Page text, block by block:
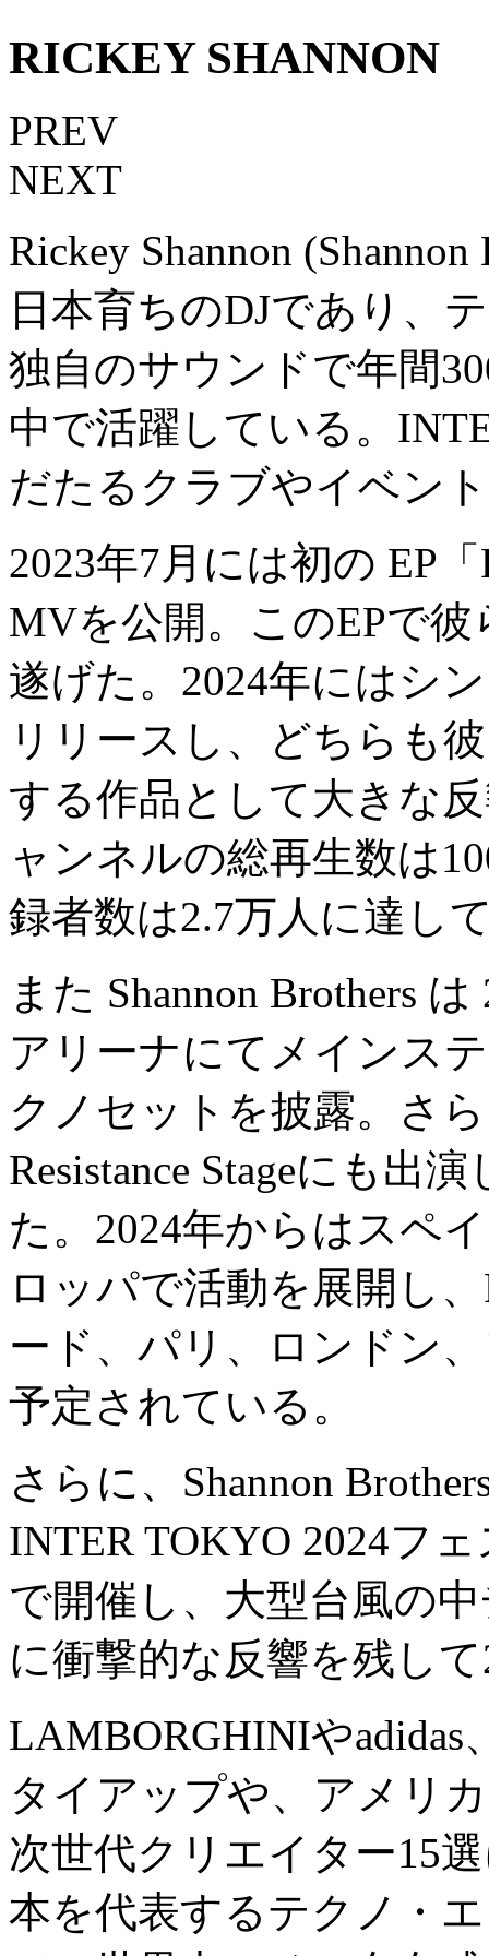
RICKEY SHANNON
PREV
NEXT
Rickey Shannon
日本育ちのDJであり、
独自のサウンドで年間
中で活躍している。
だたるクラブやイベン
2023年7月には初の EP
MVを公開。このEPで
遂げた。2024年にはシ
リリースし、どちらも
する作品として大きな
ャンネルの総再生数は
録者数は2.7万人に達し
また Shannon Brothers
アリーナにてメインス
クノセットを披露。さ
Resistance Stageにも出
た。2024年からはスペ
ロッパで活動を展開し
ード、パリ、ロンドン
予定されている。
さらに、Shannon
INTER TOKYO 2024フ
で開催し、大型台風の
に衝撃的な反響を残し
LAMBORGHINIやadidas
タイアップや、アメリ
次世代クリエイター15
本を代表するテクノ・